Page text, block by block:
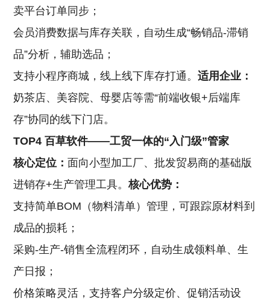
卖平台订单同步；
会员消费数据与库存关联，自动生成“畅销品-滞销
品”分析，辅助选品；
支持小程序商城，线上线下库存打通。适用企业：
奶茶店、美容院、母婴店等需“前端收银+后端库
存”协同的线下门店。
TOP4 百草软件——工贸一体的“入门级”管家
核心定位：面向小型加工厂、批发贸易商的基础版
进销存+生产管理工具。核心优势：
支持简单BOM（物料清单）管理，可跟踪原材料到
成品的损耗；
采购-生产-销售全流程闭环，自动生成领料单、生
产日报；
价格策略灵活，支持客户分级定价、促销活动设